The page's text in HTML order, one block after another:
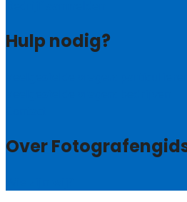
Hulp nodig?
Over